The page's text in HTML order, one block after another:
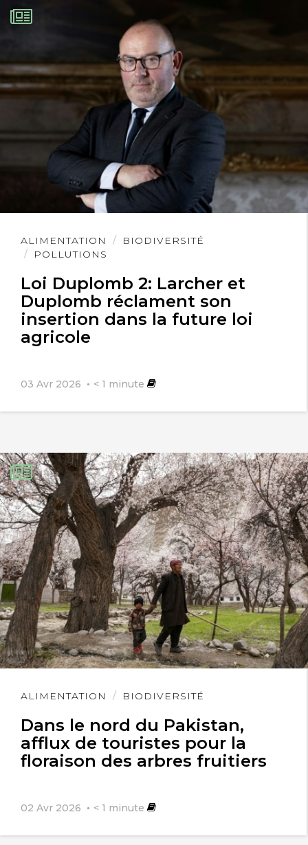
ALIMENTATION
BIODIVERSITÉ
POLLUTIONS
Loi Duplomb 2: Larcher et
Duplomb réclament son
insertion dans la future loi
agricole
03 Avr 2026 < 1 minute
Lire
l'article
ALIMENTATION BIODIVERSITÉ
Dans le nord du Pakistan,
afflux de touristes pour la
floraison des arbres fruitiers
02 Avr 2026 < 1 minute
Lire